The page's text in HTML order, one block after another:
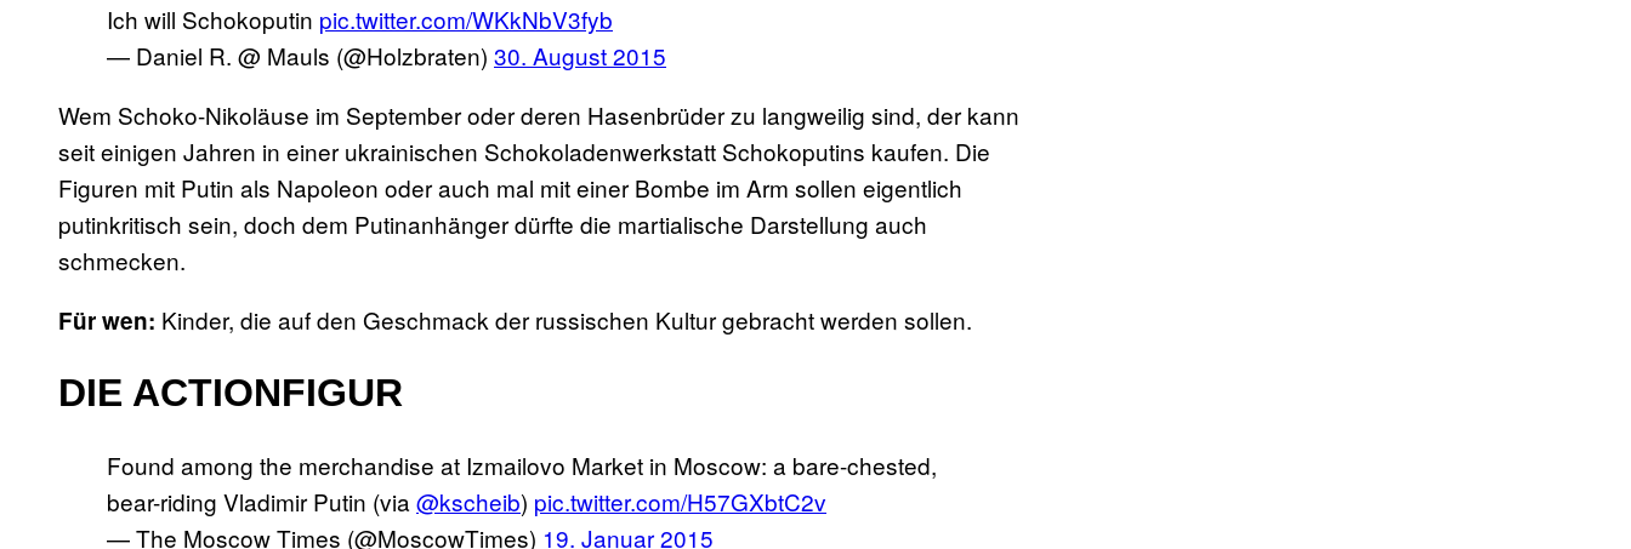
Ich will Schokoputin pic.twitter.com/WKkNbV3fyb
— Daniel R. @ Mauls (@Holzbraten) 30. August 2015
Wem Schoko-Nikoläuse im September oder deren Hasenbrüder zu langweilig sind, der kann
seit einigen Jahren in einer ukrainischen Schokoladenwerkstatt Schokoputins kaufen. Die
Figuren mit Putin als Napoleon oder auch mal mit einer Bombe im Arm sollen eigentlich
putinkritisch sein, doch dem Putinanhänger dürfte die martialische Darstellung auch
schmecken.
Für wen: Kinder, die auf den Geschmack der russischen Kultur gebracht werden sollen.
DIE ACTIONFIGUR
Found among the merchandise at Izmailovo Market in Moscow: a bare-chested,
bear-riding Vladimir Putin (via @kscheib) pic.twitter.com/H57GXbtC2v
— The Moscow Times (@MoscowTimes) 19. Januar 2015